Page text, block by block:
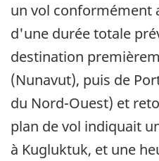
un vol conformément
d'une durée totale
destination
(Nunavut), puis de
du Nord-Ouest) et
plan de vol indiquait
à Kugluktuk, et une